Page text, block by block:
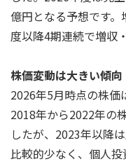
億円となる予想です
度以降4期連続で増収
株価変動は大きい傾向
2026年5月時点の株価
2018年から2022年の
したが、2023年以降
比較的少なく、個人